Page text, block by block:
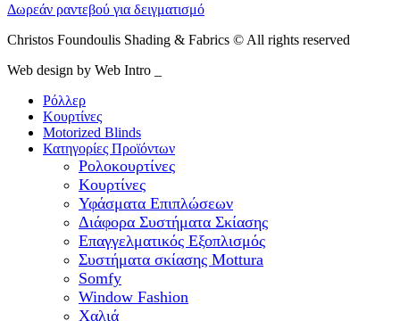
Δωρεάν ραντεβού για δειγματισμό
Christos Foundoulis Shading & Fabrics © All rights reserved
Web design by Web Intro _
Ρόλλερ
Κουρτίνες
Motorized Blinds
Κατηγορίες Προϊόντων
Ρολοκουρτίνες
Κουρτίνες
Υφάσματα Επιπλώσεων
Διάφορα Συστήματα Σκίασης
Επαγγελματικός Εξοπλισμός
Συστήματα σκίασης Mottura
Somfy
Window Fashion
Χαλιά